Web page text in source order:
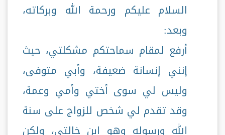
السلام عليكم ورحمة الله وبركاته،
وبعد:
أرفع لمقام سماحتكم مشكلتي، حيث
إنني إنسانة ضعيفة، وأبي متوفى،
وليس لي سوى أختي وأمي وعمة،
وقد تقدم لي شخص للزواج على سنة
الله ورسوله وهو ابن خالتي، ولكن